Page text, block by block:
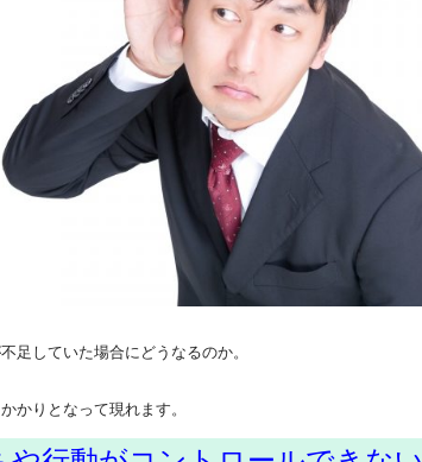
足していた場合にどうなるのか。
かりとなって現れます。